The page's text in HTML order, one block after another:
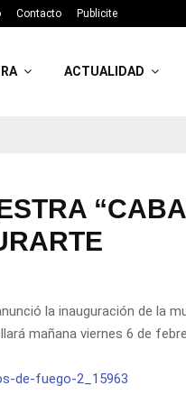
Contacto Publicite
ACTUALIDAD
la inauguración de la
mañana viernes 6 de